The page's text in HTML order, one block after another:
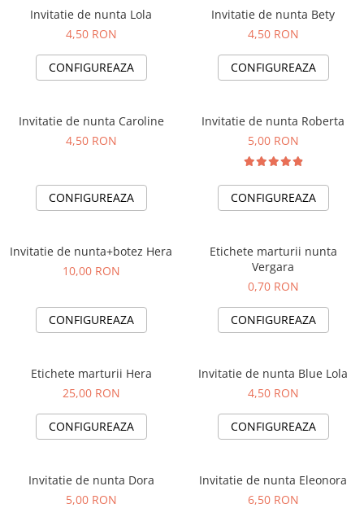
Invitatie de nunta Lola
4,50 RON
CONFIGUREAZA
Invitatie de nunta Bety
4,50 RON
CONFIGUREAZA
Invitatie de nunta Caroline
4,50 RON
CONFIGUREAZA
Invitatie de nunta Roberta
5,00 RON
CONFIGUREAZA
Invitatie de nunta+botez Hera
10,00 RON
CONFIGUREAZA
Etichete marturii nunta
Vergara
0,70 RON
CONFIGUREAZA
Etichete marturii Hera
25,00 RON
CONFIGUREAZA
Invitatie de nunta Blue Lola
4,50 RON
CONFIGUREAZA
Invitatie de nunta Dora
5,00 RON
Invitatie de nunta Eleonora
6,50 RON